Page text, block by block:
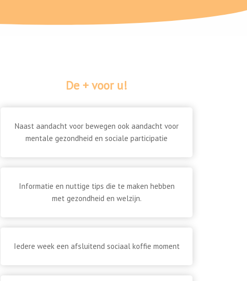
De + voor u!
Naast aandacht voor bewegen ook aandacht voor
mentale gezondheid en sociale participatie
Informatie en nuttige tips die te maken hebben
met gezondheid en welzijn.
Iedere week een afsluitend sociaal koffie moment